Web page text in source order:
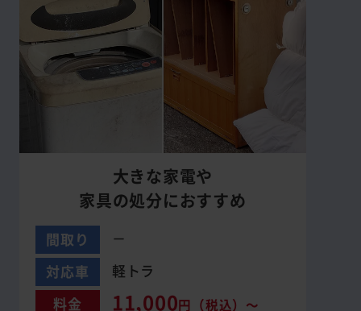
大きな家電や
家具の処分におすすめ
間取り
－
対応車
軽トラ
料金
11,000円（税込）～